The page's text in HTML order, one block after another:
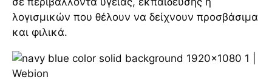
λογισμικών που θέλουν να δείχνουν προσβάσιμα
και φιλικά.